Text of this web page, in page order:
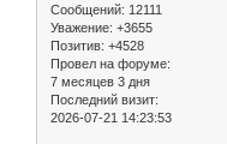
Сообщений: 12111
Уважение: +3655
Позитив: +4528
Провел на форуме:
7 месяцев 3 дня
Последний визит:
2026-07-21 14:23:53